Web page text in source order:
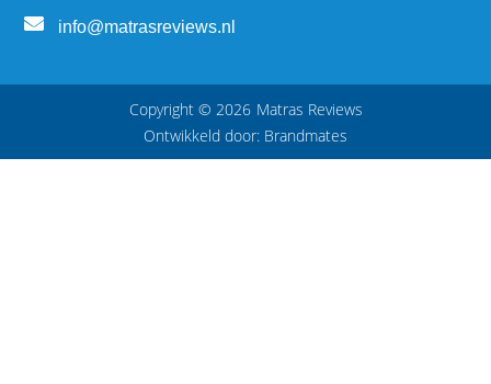
info@matrasreviews.nl
Copyright © 2026 Matras Reviews
Ontwikkeld door: Brandmates